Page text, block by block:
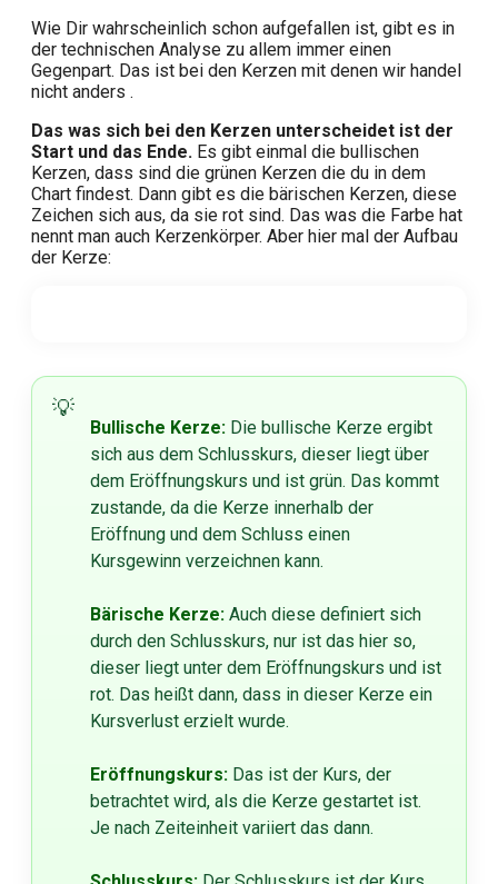
Wie Dir wahrscheinlich schon aufgefallen ist, gibt es in
der technischen Analyse zu allem immer einen
Gegenpart. Das ist bei den Kerzen mit denen wir handel
nicht anders .
Das was sich bei den Kerzen unterscheidet ist der
Start und das Ende. Es gibt einmal die bullischen
Kerzen, dass sind die grünen Kerzen die du in dem
Chart findest. Dann gibt es die bärischen Kerzen, diese
Zeichen sich aus, da sie rot sind. Das was die Farbe hat
nennt man auch Kerzenkörper. Aber hier mal der Aufbau
der Kerze:
Bullische Kerze: Die bullische Kerze ergibt
sich aus dem Schlusskurs, dieser liegt über
dem Eröffnungskurs und ist grün. Das kommt
zustande, da die Kerze innerhalb der
Eröffnung und dem Schluss einen
Kursgewinn verzeichnen kann.
Bärische Kerze: Auch diese definiert sich
durch den Schlusskurs, nur ist das hier so,
dieser liegt unter dem Eröffnungskurs und ist
rot. Das heißt dann, dass in dieser Kerze ein
Kursverlust erzielt wurde.
Eröffnungskurs: Das ist der Kurs, der
betrachtet wird, als die Kerze gestartet ist.
Je nach Zeiteinheit variiert das dann.